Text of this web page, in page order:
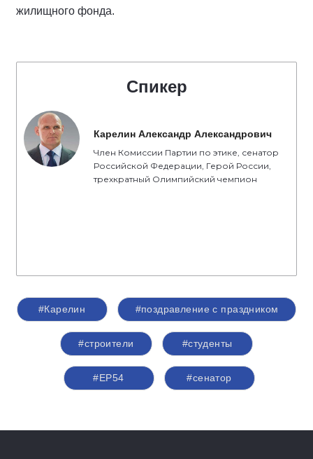
жилищного фонда.
Спикер
Карелин Александр Александрович
Член Комиссии Партии по этике, сенатор
Российской Федерации, Герой России,
трехкратный Олимпийский чемпион
#Карелин #поздравление с праздником
#строители #студенты
#ЕР54 #сенатор